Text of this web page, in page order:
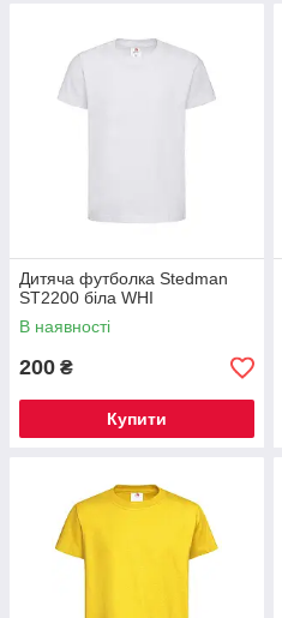
Дитяча футболка Stedman
ST2200 біла WHI
В наявності
200 ₴
Купити